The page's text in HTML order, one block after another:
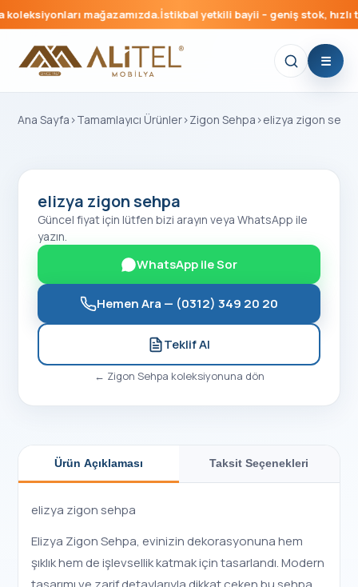
mağazamızda.İstikbal yetkili bayii – geniş stok, hızlı
Ana Sayfa ›Tamamlayıcı Ürünler›Zigon Sehpa ›elizya zigon
elizya zigon sehpa
Güncel fiyat için lütfen bizi arayın veya WhatsApp ile
yazın.
WhatsApp ile Sor
Hemen Ara — (0312) 349 20 20
Teklif Al
← Zigon Sehpa koleksiyonuna dön
Ürün Açıklaması Taksit Seçenekleri
elizya zigon sehpa
Elizya Zigon Sehpa, evinizin dekorasyonuna hem
şıklık hem de işlevsellik katmak için tasarlandı. Modern